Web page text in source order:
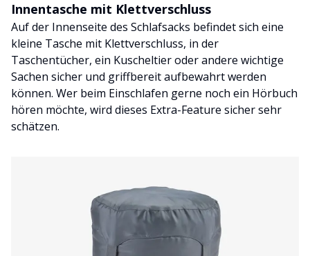
Innentasche mit Klettverschluss
Auf der Innenseite des Schlafsacks befindet sich eine
kleine Tasche mit Klettverschluss, in der
Taschentücher, ein Kuscheltier oder andere wichtige
Sachen sicher und griffbereit aufbewahrt werden
können. Wer beim Einschlafen gerne noch ein Hörbuch
hören möchte, wird dieses Extra-Feature sicher sehr
schätzen.